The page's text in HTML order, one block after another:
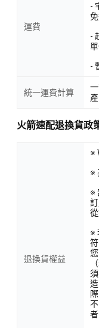
運費
-
-
-
統一運費計算
火箭速配退換貨政
退換貨權益
※
※
※
※